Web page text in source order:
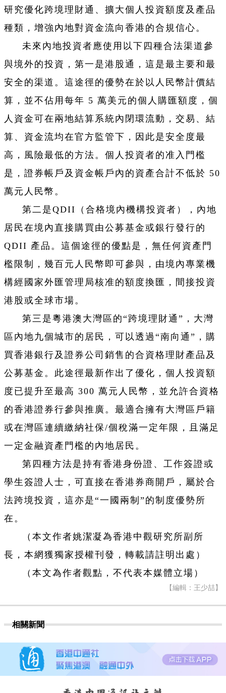
研究優化跨境理財通、擴大個人投資額度及產品
種類，增強內地對資金流向香港的合規信心。
未來內地投資者應使用以下四種合法渠道參
與境外的投資，第一是港股通，這是最主要和最
安全的渠道。這途徑的優勢在於以人民幣計價結
算，並不佔用每年 5 萬美元的個人購匯額度，個
人資金可在兩地結算系統內閉環流動，交易、結
算、資金流均在官方監管下，因此是安全度最
高，風險最低的方法。個人投資者的准入門檻
是，證券帳戶及資金帳戶內的資產合計不低於 50
萬元人民幣。
第二是QDII（合格境內機構投資者），內地
居民在境內直接購買由公募基金或銀行發行的
QDII 產品。這個途徑的優點是，無任何資產門
檻限制，幾百元人民幣即可參與，由境內專業機
構經國家外匯管理局核准的額度換匯，間接投資
港股或全球市場。
第三是粵港澳大灣區的“跨境理財通”，大灣
區內地九個城市的居民，可以透過“南向通”，購
買香港銀行及證券公司銷售的合資格理財產品及
公募基金。此途徑最新作出了優化，個人投資額
度已提升至最高 300 萬元人民幣，並允許合資格
的香港證券行參與推廣。最適合擁有大灣區戶籍
或在灣區連續繳納社保/個稅滿一定年限，且滿足
一定金融資產門檻的內地居民。
第四種方法是持有香港身份證、工作簽證或
學生簽證人士，可直接在香港券商開戶，屬於合
法跨境投資，這亦是“一國兩制” 的制度優勢所
在。
（本文作者姚潔凝為香港中觀研究所副所
長，本網獲獨家授權刊發，轉載請註明出處）
（本文為作者觀點，不代表本媒體立場）
【編輯：王少喆】
相關新聞